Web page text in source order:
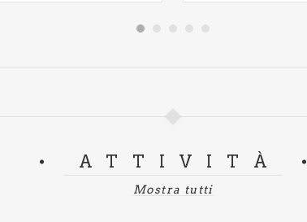
ATTIVITÀ
Mostra tutti